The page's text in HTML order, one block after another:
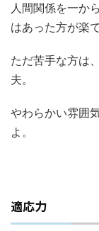
人間関係を一か
はあった方が楽で
ただ苦手な方は
夫。
やわらかい雰囲
よ。
適応力